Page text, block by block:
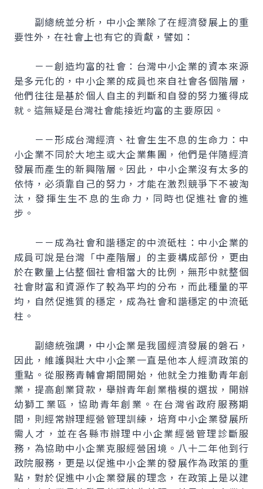
副總統並分析，中小企業除了在經濟發展上的重
要性外，在社會上也有它的貢獻，譬如：
－－創造均富的社會：台灣中小企業的資本來源
是多元化的，中小企業的成員也來自社會各個階層，
他們往往是基於個人自主的判斷和自發的努力獲得成
就。這無疑是台灣社會能接近均富的主要原因。
－－形成台灣經濟、社會生生不息的生命力：中
小企業不同於大地主或大企業集團，他們是伴隨經濟
發展而產生的新興階層。因此，中小企業沒有太多的
依恃，必須靠自己的努力，才能在激烈競爭下不被淘
汰，發揮生生不息的生命力，同時也促進社會的進
步。
－－成為社會和諧穩定的中流砥柱：中小企業的
成員可說是台灣「中產階層」的主要構成部份，更由
於在數量上佔整個社會相當大的比例，無形中就整個
社會財富和資源作了較為平均的分布，而此種量的平
均，自然促進質的穩定，成為社會和諧穩定的中流砥
柱。
副總統強調，中小企業是我國經濟發展的磐石，
因此，維護與壯大中小企業一直是他本人經濟政策的
重點。從服務青輔會期間開始，他就全力推動青年創
業，提高創業貸款，舉辦青年創業楷模的選拔，開辦
幼獅工業區，協助青年創業。在台灣省政府服務期
間，則經常辦理經營管理訓練，培育中小企業發展所
需人才，並在各縣市辦理中小企業經營管理診斷服
務，為協助中小企業克服經營困境。八十二年他到行
政院服務，更是以促進中小企業的發展作為政策的重
點，對於促進中小企業發展的理念，在政策上是以建